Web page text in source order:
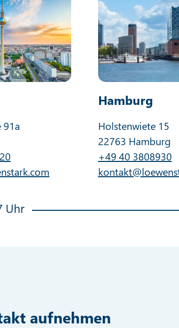
91a
Hamburg
Holstenwiete 15
22763 Hamburg
+49 40 3808930
Uhr
aufnehmen